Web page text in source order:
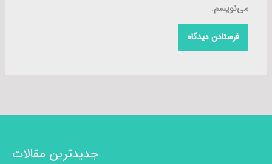
می‌نویسم.
جدیدترین مقالات